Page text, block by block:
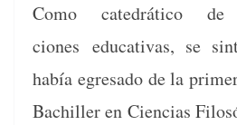
Como cat­e­dráti­co
ciones educa­ti­vas, se
había egre­sa­do de la
Bachiller en Cien­cias